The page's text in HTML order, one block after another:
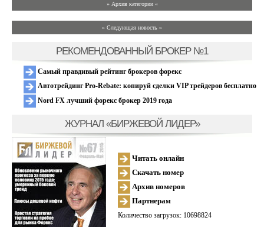
» Архив категории «
» Следующая новость »
РЕКОМЕНДОВАННЫЙ БРОКЕР №1
Самый правдивый рейтинг брокеров форекс
Автотрейдинг Pro-Rebate: копируй сделки VIP трейдеров бесплатно
Nord FX лучший форекс брокер 2019 года
ЖУРНАЛ «БИРЖЕВОЙ ЛИДЕР»
Читать онлайн
Скачать номер
Архив номеров
Партнерам
Количество загрузок: 10698824